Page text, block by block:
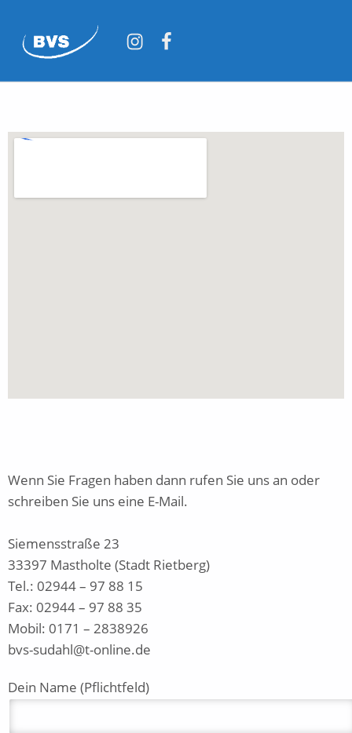
Wenn Sie Fragen haben dann rufen Sie uns an oder
schreiben Sie uns eine E-Mail.
Siemensstraße 23
33397 Mastholte (Stadt Rietberg)
Tel.: 02944 – 97 88 15
Fax: 02944 – 97 88 35
Mobil: 0171 – 2838926
bvs-sudahl@t-online.de
Dein Name (Pflichtfeld)